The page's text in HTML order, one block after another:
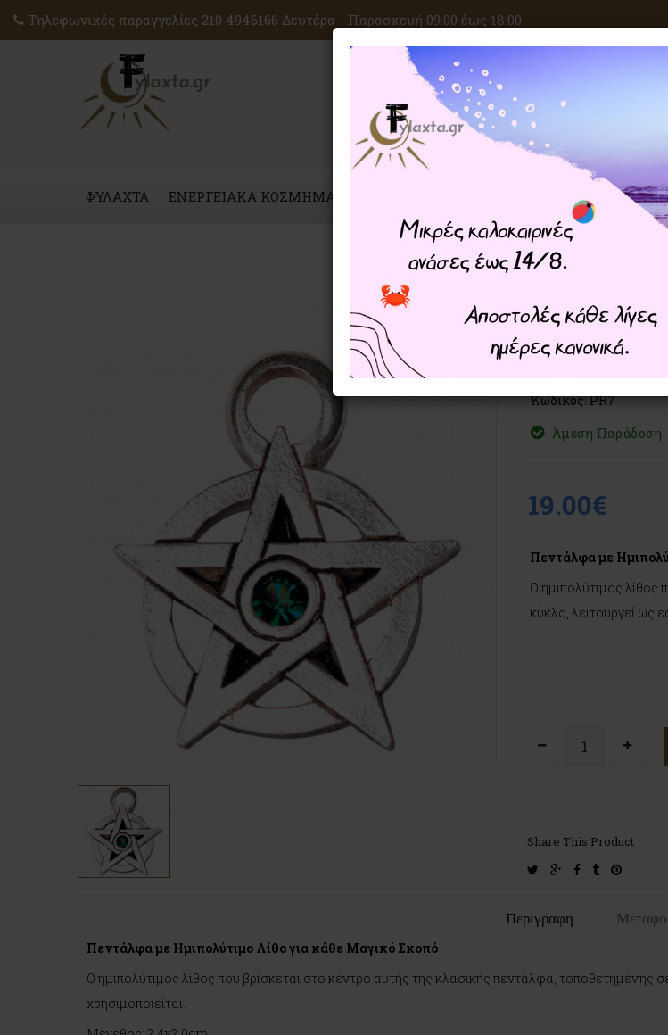
Τηλεφωνικές παραγγελίες 210 4946166 Δευτέρα - Παρασκευή 09:00 έως 18:00
ΦΥΛΑΧΤΑ ΕΝΕΡΓΕΙΑΚΑ ΚΟΣΜΗΜΑΤΑ
Home
Πεντάλφα με
Κωδικός: PR7
Άμεση Παράδοση
19.00€
Πεντάλφα με
Ο ημιπολύτιμος λίθος
κύκλο, λειτουργεί ως
Share This Product
twittergoogle-facebook
tumblrpinterest
Περιγραφη
Πεντάλφα με Ημιπολύτιμο Λίθο για κάθε Μαγικό Σκοπό
Ο ημιπολύτιμος λίθος που βρίσκεται στο κέντρο αυτής της κλασικής πεντάλφα, τοποθετημένης
χρησιμοποιείται.